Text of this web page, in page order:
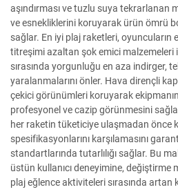
aşındırması ve tuzlu suya tekrarlanan
ve esnekliklerini koruyarak ürün ömrü
sağlar. En iyi plaj raketleri, oyuncuların
titreşimi azaltan şok emici malzemeleri
sırasında yorgunluğu en aza indirger,
yaralanmalarını önler. Hava dirençli
çekici görünümleri koruyarak
profesyonel ve cazip görünmesini
her raketin tüketiciye ulaşmadan önce
spesifikasyonlarını karşılamasını
standartlarında tutarlılığı sağlar. Bu
üstün kullanıcı deneyimine,
plaj eğlence aktiviteleri sırasında artan